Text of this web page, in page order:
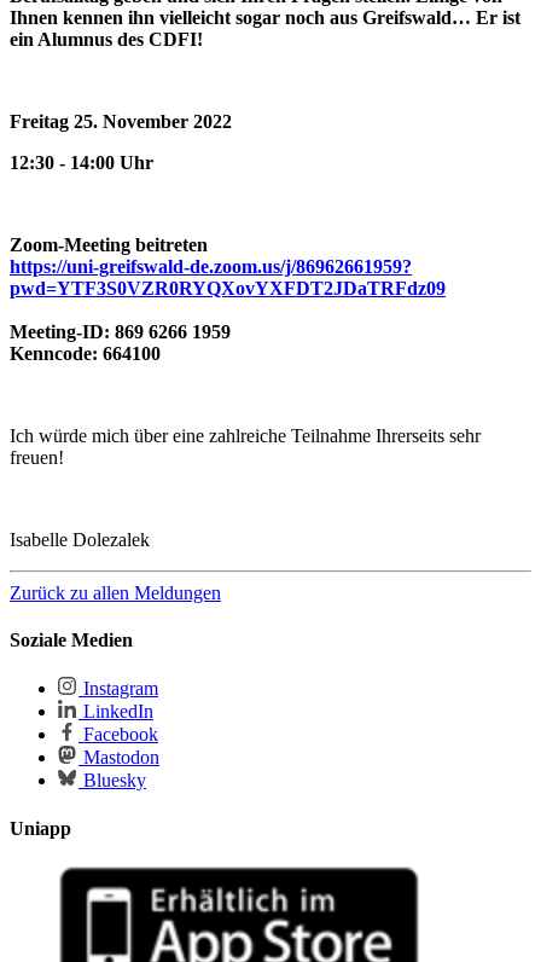
Ihnen kennen ihn vielleicht sogar noch aus Greifswald… Er ist
ein Alumnus des CDFI!
Freitag 25. November 2022
12:30 - 14:00 Uhr
Zoom-Meeting beitreten
https://uni-greifswald-de.zoom.us/j/86962661959?
pwd=YTF3S0VZR0RYQXovYXFDT2JDaTRFdz09
Meeting-ID: 869 6266 1959
Kenncode: 664100
Ich würde mich über eine zahlreiche Teilnahme Ihrerseits sehr
freuen!
Isabelle Dolezalek
Zurück zu allen Meldungen
Soziale Medien
Instagram
LinkedIn
Facebook
Mastodon
Bluesky
Uniapp